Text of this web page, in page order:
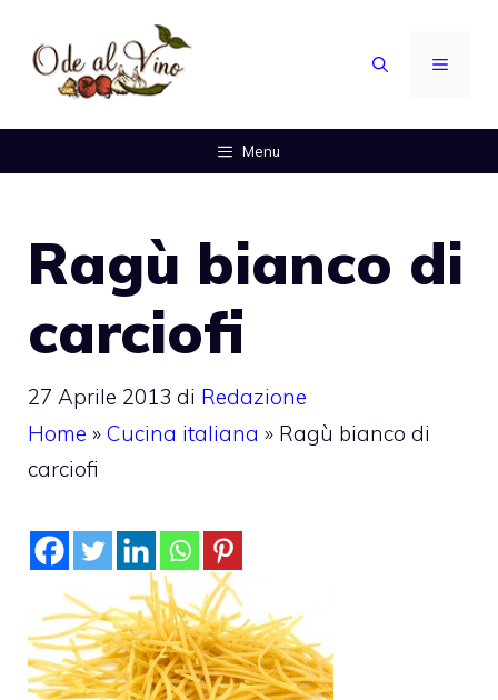
contenuto
MENU
Menu
Ragù bianco di
carciofi
27 Aprile 2013 di Redazione
Home » Cucina italiana » Ragù bianco di
carciofi